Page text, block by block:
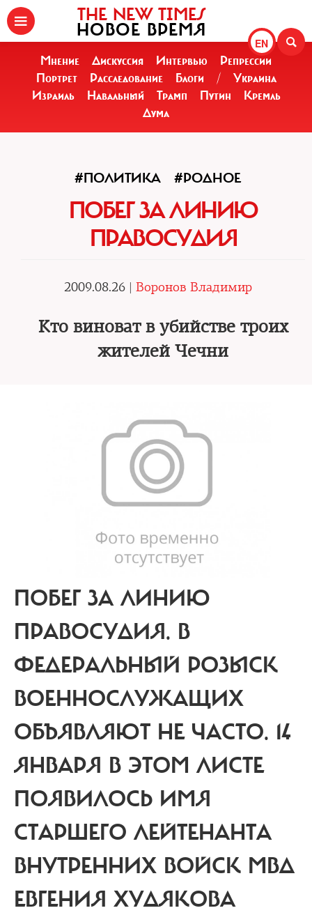
EN
THE NEW TIMES
НОВОЕ ВРЕМЯ
Мнение Дискуссия Интервью
Репрессии
Портрет
Расследование Блоги /
Украина
Израиль
Навальный Трамп Путин
Кремль
Дума
#ПОЛИТИКА #РОДНОЕ
ПОБЕГ ЗА ЛИНИЮ
ПРАВОСУДИЯ
2009.08.26 | Воронов Владимир
Кто виноват в убийстве троих
жителей Чечни
ПОБЕГ ЗА ЛИНИЮ
ПРАВОСУДИЯ. В
ФЕДЕРАЛЬНЫЙ РОЗЫСК
ВОЕННОСЛУЖАЩИХ
ОБЪЯВЛЯЮТ НЕ ЧАСТО. 14
ЯНВАРЯ В ЭТОМ ЛИСТЕ
ПОЯВИЛОСЬ ИМЯ
СТАРШЕГО ЛЕЙТЕНАНТА
ВНУТРЕННИХ ВОЙСК МВД
ЕВГЕНИЯ ХУДЯКОВА